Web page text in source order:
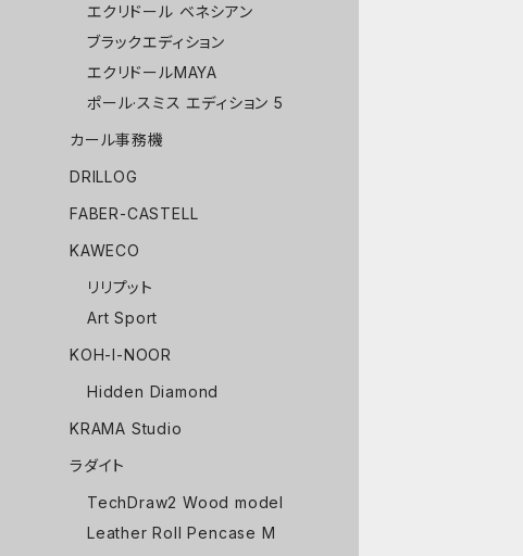
エクリドール ベネシアン
ブラックエディション
エクリドールMAYA
ポール·スミス エディション 5
カール事務機
DRILLOG
FABER-CASTELL
KAWECO
リリプット
Art Sport
KOH-I-NOOR
Hidden Diamond
KRAMA Studio
ラダイト
TechDraw2 Wood model
Leather Roll Pencase M